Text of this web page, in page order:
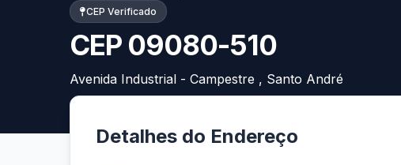
CEP Verificado
CEP 09080-510
Avenida Industrial - Campestre , Santo André
Detalhes do Endereço